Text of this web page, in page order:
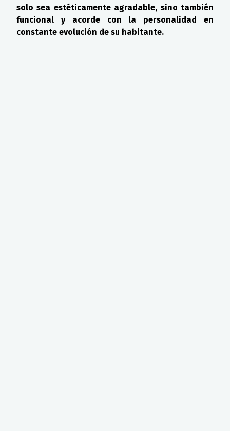
solo sea estéticamente agradable, sino también
funcional y acorde con la personalidad en
constante evolución de su habitante.